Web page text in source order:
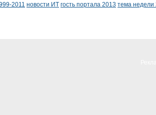
2011 новости ИТ гость портала 2013 тема недели